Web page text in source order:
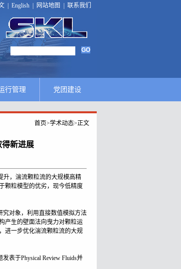
English 网站地图 联系我们
行管理 党团建设
首页>学术动态>正文
得新进展
，湍流颗粒流的大规模高精
颗粒模型的优劣，现今低精度
对象，利用直接数值模拟方法
产生的壁面法向曳力对颗粒运
进一步优化湍流颗粒流的大规
发表于Physical Review Fluids并